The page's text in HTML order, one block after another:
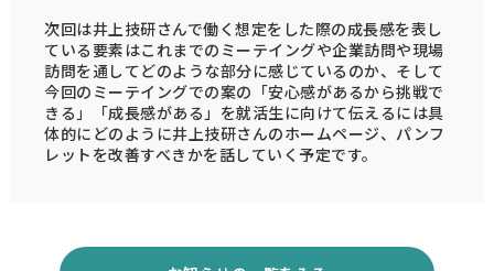
次回は井上技研さんで働く想定をした際の成長感を表し
ている要素はこれまでのミーテイングや企業訪問や現場
訪問を通してどのような部分に感じているのか、そして
今回のミーテイングでの案の「安心感があるから挑戦で
きる」「成長感がある」を就活生に向けて伝えるには具
体的にどのように井上技研さんのホームページ、パンフ
レットを改善すべきかを話していく予定です。